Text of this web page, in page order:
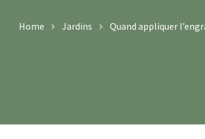
Home Jardins Quand appliquer